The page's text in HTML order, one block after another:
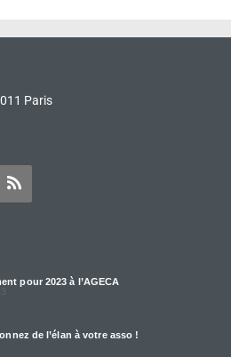
Paris
pour 2023 à l’AGECA
de l’élan à votre asso !